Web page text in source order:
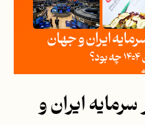
ایران و